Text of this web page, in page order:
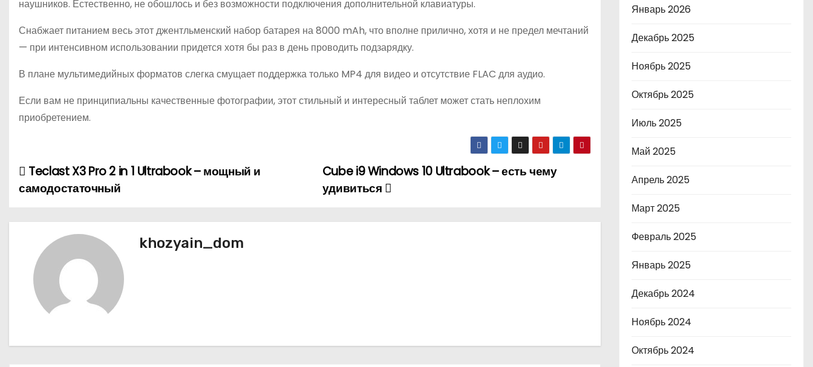
наушников. Естественно, не обошлось и без возможности подключения дополнительной клавиатуры.
Снабжает питанием весь этот джентльменский набор батарея на 8000 mAh, что вполне прилично, хотя и не предел мечтаний
— при интенсивном использовании придется хотя бы раз в день проводить подзарядку.
В плане мультимедийных форматов слегка смущает поддержка только MP4 для видео и отсутствие FLAC для аудио.
Если вам не принципиальны качественные фотографии, этот стильный и интересный таблет может стать неплохим
приобретением.
Н
в
и
Cube i9 Windows 10 Ultrabook – есть чему
удивиться
Teclast X3 Pro 2 in 1 Ultrabook – мощный и
самодостаточный
khozyain_dom
Январь 2026
Декабрь 2025
Ноябрь 2025
Октябрь 2025
Июль 2025
Май 2025
Апрель 2025
Март 2025
Февраль 2025
Январь 2025
Декабрь 2024
Ноябрь 2024
Октябрь 2024